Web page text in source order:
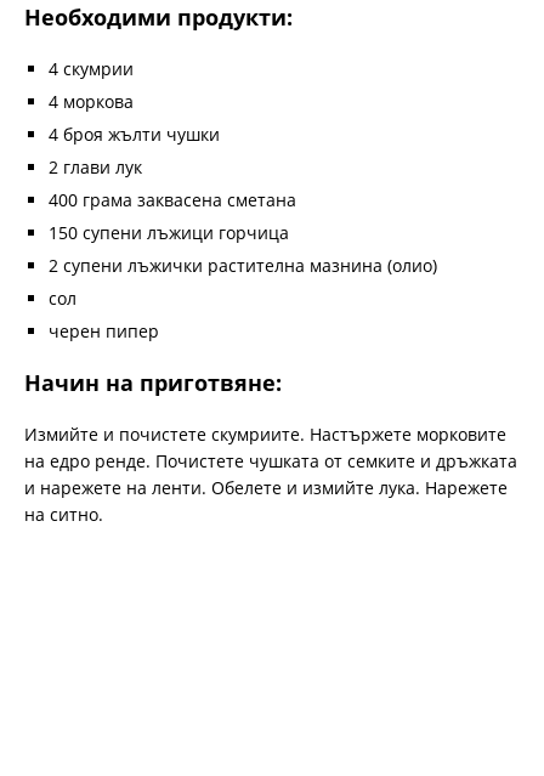
Необходими продукти:
4 скумрии
4 моркова
4 броя жълти чушки
2 глави лук
400 грама заквасена сметана
150 супени лъжици горчица
2 супени лъжички растителна мазнина (олио)
сол
черен пипер
Начин на приготвяне:
Измийте и почистете скумриите. Настържете морковите
на едро ренде. Почистете чушката от семките и дръжката
и нарежете на ленти. Обелете и измийте лука. Нарежете
на ситно.